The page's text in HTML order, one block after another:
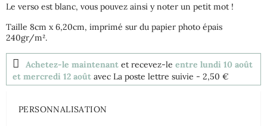
Le verso est blanc, vous pouvez ainsi y noter un petit mot !
Taille 8cm x 6,20cm, imprimé sur du papier photo épais
240gr/m².
Achetez-le maintenant et recevez-le entre lundi 10 août
et mercredi 12 août avec La poste lettre suivie - 2,50 €
PERSONNALISATION